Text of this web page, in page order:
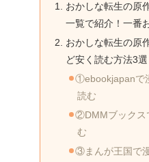
おかしな転生の原
一覧で紹介！一番
おかしな転生の原
ど安く読む方法3選
①ebookjapanで
読む
②DMMブックス
む
③まんが王国で